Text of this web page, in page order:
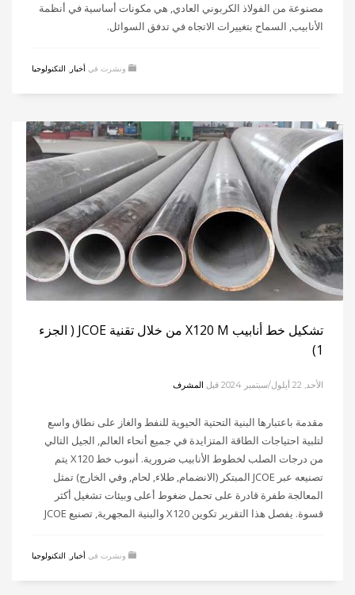
مصنوعة من الفولاذ الكربوني العادي, هي مكونات أساسية في أنظمة
الأنابيب, السماح بتغييرات الاتجاه في تدفق السوائل.
ونشرت في أخبار , التكنولوجيا
تشكيل خط أنابيب X120 M من خلال تقنية JCOE ( الجزء
1)
الأحد, 22 أيلول/سبتمبر 2024 قبل المشرف
مقدمة باعتبارها البنية التحتية الحيوية للنفط والغاز على نطاق واسع
لتلبية احتياجات الطاقة المتزايدة في جميع أنحاء العالم, الجيل التالي
من درجات الصلب لخطوط الأنابيب ضرورية. أنبوب خط X120 يتم
تصنيعه عبر JCOE المبتكر (الانضمام, طلاء, لحام, وفي الخارج) تمثل
المعالجة طفرة قادرة على تحمل ضغوط أعلى وبيئات تشغيل أكثر
قسوة. يفصل هذا التقرير تكوين X120 والبنية المجهرية, تصنيع JCOE
ونشرت في أخبار , التكنولوجيا